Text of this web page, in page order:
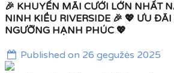
🎉 KHUYẾN MÃI CƯỚI LỚN NHẤT
NINH KIỀU RIVERSIDE 🎉 💖 ƯU
NGƯỠNG HẠNH PHÚC 💖
Published on 26 gegužės 2025